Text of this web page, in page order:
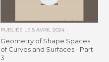
PUBLIÉE LE 5 AVRIL 2024
Geometry of Shape Spaces
of Curves and Surfaces - Part
3